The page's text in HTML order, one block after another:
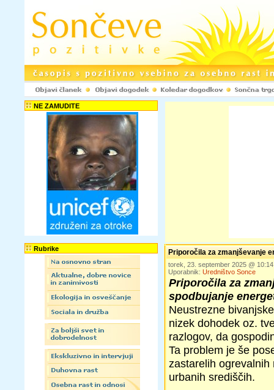
NE ZAMUDITE
Rubrike Priporočila za zmanjševanje
torek, 23. september 2025 @
Uporabnik: Uredništvo Sonce
Priporočila za
spodbujanje
Neustrezne
nizek dohodek oz.
razlogov, da
Ta problem je še
zastarelih
urbanih središčih.